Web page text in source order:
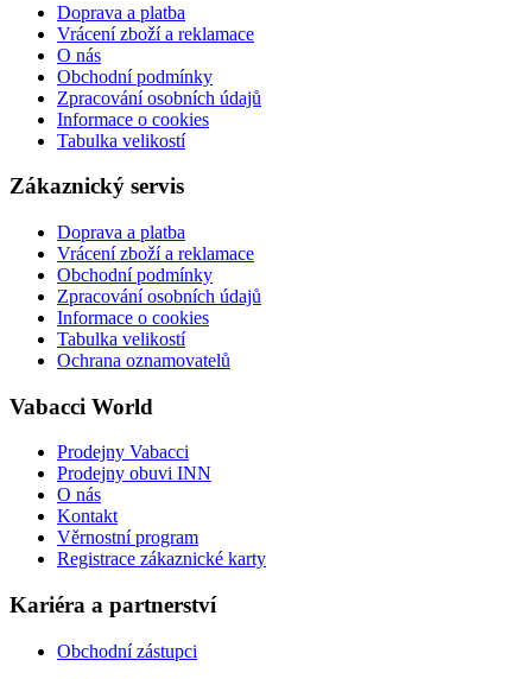
Doprava a platba
Vrácení zboží a reklamace
O nás
Obchodní podmínky
Zpracování osobních údajů
Informace o cookies
Tabulka velikostí
Zákaznický servis
Doprava a platba
Vrácení zboží a reklamace
Obchodní podmínky
Zpracování osobních údajů
Informace o cookies
Tabulka velikostí
Ochrana oznamovatelů
Vabacci World
Prodejny Vabacci
Prodejny obuvi INN
O nás
Kontakt
Věrnostní program
Registrace zákaznické karty
Kariéra a partnerství
Obchodní zástupci